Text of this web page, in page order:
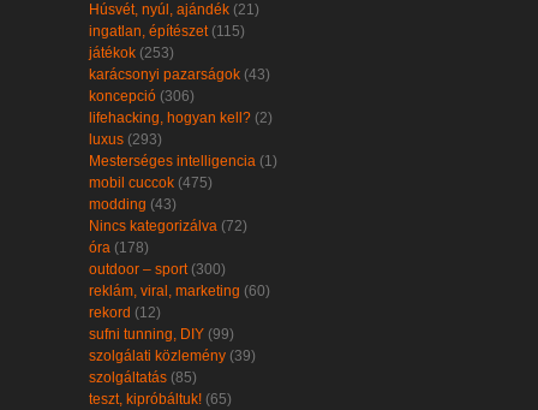
Húsvét, nyúl, ajándék (21)
ingatlan, építészet(115)
játékok (253)
karácsonyi pazarságok (43)
koncepció (306)
lifehacking, hogyan kell? (2)
luxus (293)
Mesterséges intelligencia (1)
mobil cuccok (475)
modding (43)
Nincs kategorizálva (72)
óra (178)
outdoor – sport(300)
reklám, viral, marketing (60)
rekord (12)
sufni tunning, DIY (99)
szolgálati közlemény (39)
szolgáltatás (85)
teszt, kipróbáltuk! (65)